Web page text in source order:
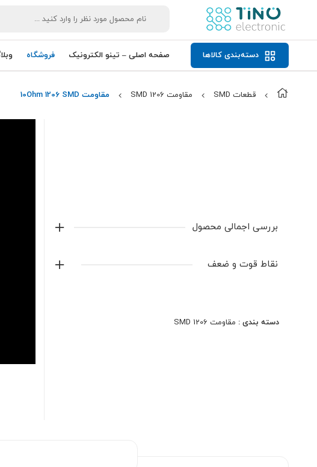
دسته‌بندی کالاها صفحه اصلی – تینو الکترونیک فروشگاه
قطعات SMD مقاومت 1206 SMD مقاومت 10Ohm 1206 SMD
بررسی اجمالی محصول
نقاط قوت و ضعف
دسته بندی : مقاومت 1206 SMD